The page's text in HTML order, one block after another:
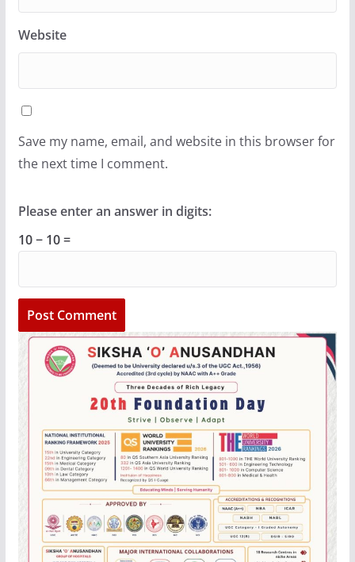
Website
Save my name, email, and website in this browser for
the next time I comment.
Please enter an answer in digits:
10 − 10 =